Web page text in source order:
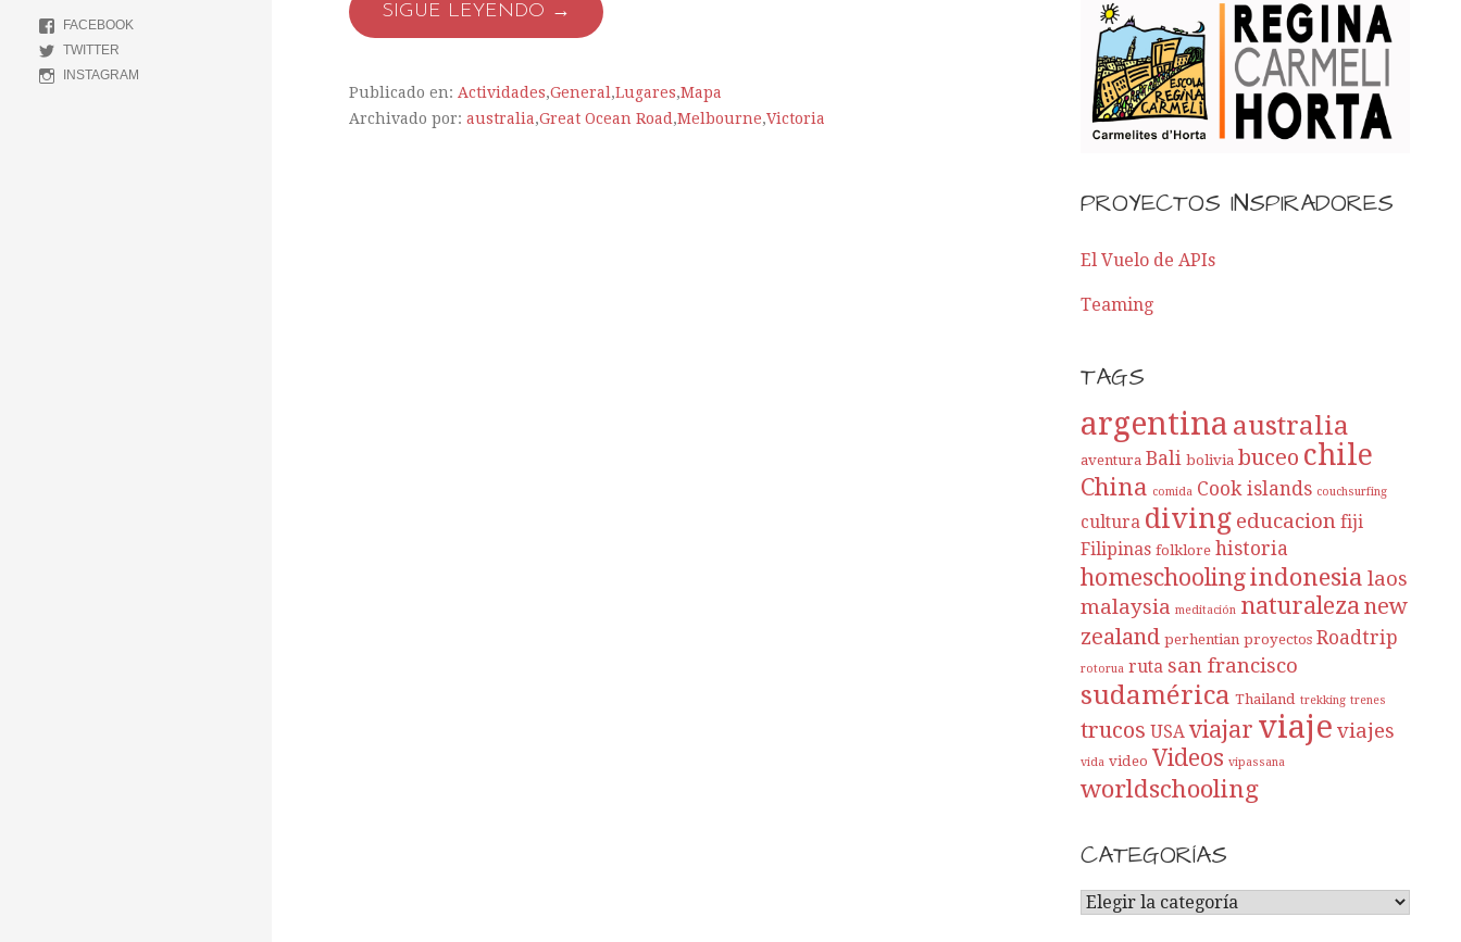
FACEBOOK
TWITTER
INSTAGRAM
SIGUE LEYENDO →
Publicado en: Actividades,General ,Lugares,Mapa
Archivado por: australia,Great Ocean Road ,Melbourne,Victoria
PROYECTOS INSPIRADORES
El Vuelo de APIs
Teaming
TAGS
argentina australia
aventura Bali bolivia buceo chile
China comida Cook islands couchsurfing
cultura diving educacion fiji
Filipinas folklore historia
homeschoolingindonesia laos
malaysia meditación naturalezanew
zealand perhentian proyectos Roadtrip
rotorua ruta san francisco
sudamérica Thailand trekking trenes
trucos USA viajar viaje viajes
vida video Videos vipassana
worldschooling
CATEGORÍAS
C